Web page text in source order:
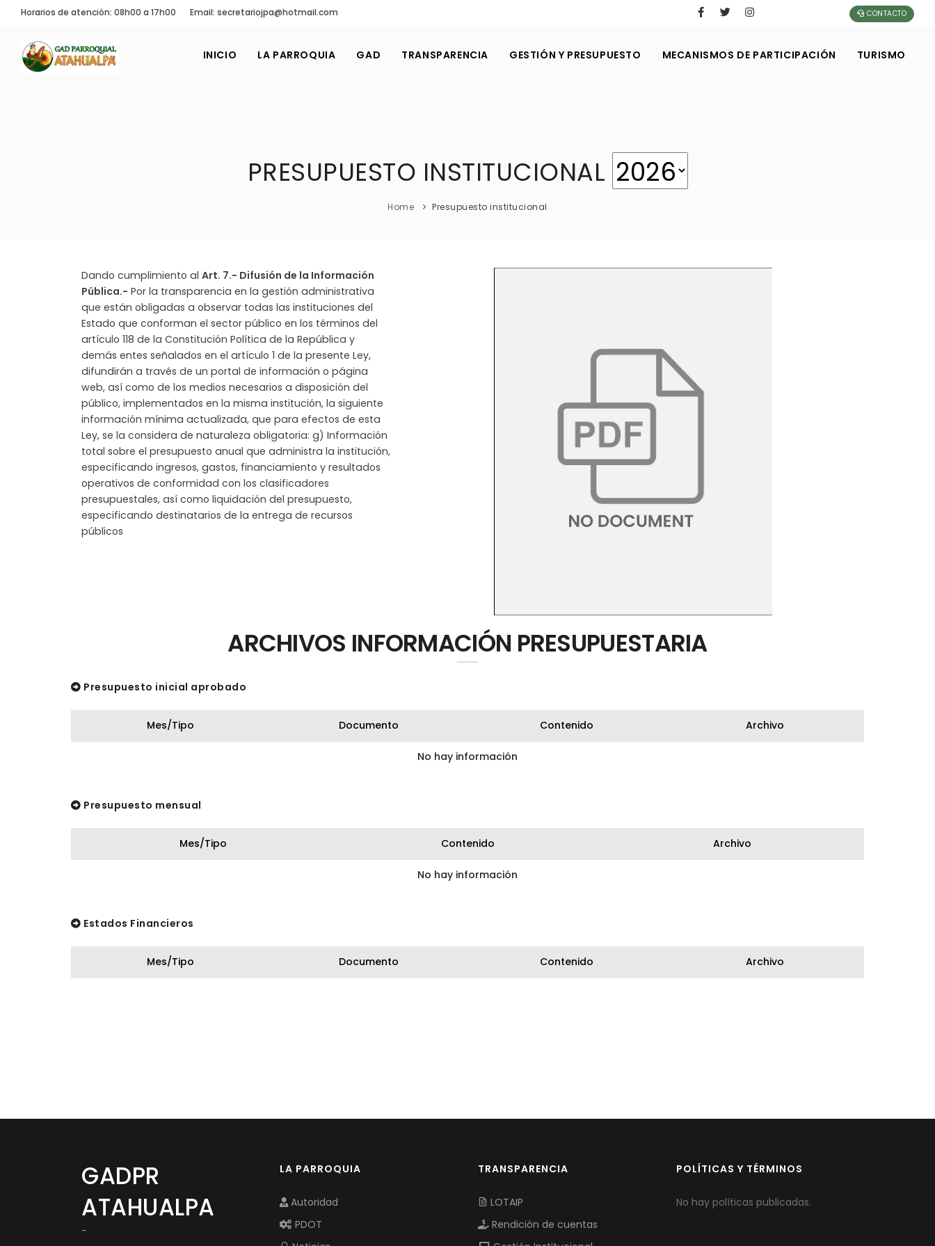
Horarios de atención: 08h00 a 17h00 Email: secretariojpa@hotmail.com CONTACTO
INICIO LA PARROQUIA GAD TRANSPARENCIA GESTIÓN Y PRESUPUESTO MECANISMOS DE PARTICIPACIÓN TURISMO
PRESUPUESTO INSTITUCIONAL
Home Presupuesto institucional
Dando cumplimiento al Art. 7.- Difusión de la Información
Pública.- Por la transparencia en la gestión administrativa
que están obligadas a observar todas las instituciones del
Estado que conforman el sector público en los términos del
artículo 118 de la Constitución Política de la República y
demás entes señalados en el artículo 1 de la presente Ley,
difundirán a través de un portal de información o página
web, así como de los medios necesarios a disposición del
público, implementados en la misma institución, la siguiente
información mínima actualizada, que para efectos de esta
Ley, se la considera de naturaleza obligatoria: g) Información
total sobre el presupuesto anual que administra la institución,
especificando ingresos, gastos, financiamiento y resultados
operativos de conformidad con los clasificadores
presupuestales, así como liquidación del presupuesto,
especificando destinatarios de la entrega de recursos
públicos
ARCHIVOS INFORMACIÓN PRESUPUESTARIA
Presupuesto inicial aprobado
Mes/Tipo Documento Contenido Archivo
No hay información
Presupuesto mensual
Mes/Tipo Contenido Archivo
No hay información
Estados Financieros
Mes/Tipo Documento Contenido Archivo
GADPR
ATAHUALPA
-
LA PARROQUIA
Autoridad
PDOT
TRANSPARENCIA
LOTAIP
Rendición de cuentas
POLÍTICAS Y TÉRMINOS
No hay políticas publicadas.